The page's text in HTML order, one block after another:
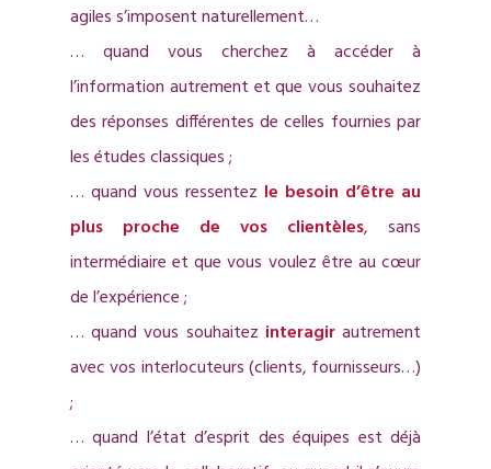
agiles s’imposent naturellement…
… quand vous cherchez à accéder à
l’information autrement et que vous souhaitez
des réponses différentes de celles fournies par
les études classiques ;
… quand vous ressentez le besoin d’être au
plus proche de vos clientèles, sans
intermédiaire et que vous voulez être au cœur
de l’expérience ;
… quand vous souhaitez interagirautrement
avec vos interlocuteurs (clients, fournisseurs…)
;
… quand l’état d’esprit des équipes est déjà